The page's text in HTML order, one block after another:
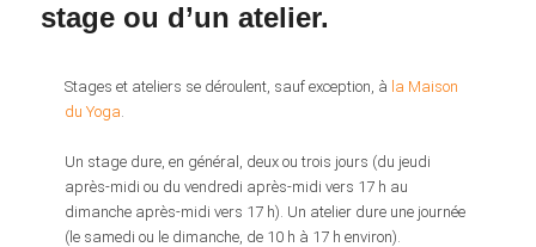
stage ou d’un atelier.
Stages et ateliers se déroulent, sauf exception, à la Maison
du Yoga
Un stage dure, en général, deux ou trois jours (du jeudi
après-midi ou du vendredi après-midi vers 17 h au
dimanche après-midi vers 17 h). Un atelier dure une journée
(le samedi ou le dimanche, de 10 h à 17 h environ).